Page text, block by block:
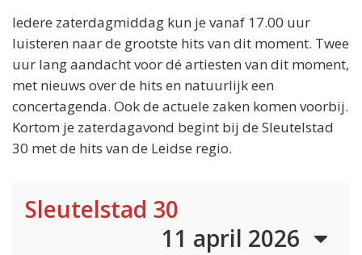
Iedere zaterdagmiddag kun je vanaf 17.00 uur
luisteren naar de grootste hits van dit moment. Twee
uur lang aandacht voor dé artiesten van dit moment,
met nieuws over de hits en natuurlijk een
concertagenda. Ook de actuele zaken komen voorbij.
Kortom je zaterdagavond begint bij de Sleutelstad
30 met de hits van de Leidse regio.
Sleutelstad 30
11 april 2026